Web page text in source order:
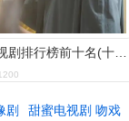
最甜蜜的电视剧排行榜前十名(十部高质量甜宠剧推荐)-心语百科
剧 甜蜜电视剧 吻戏